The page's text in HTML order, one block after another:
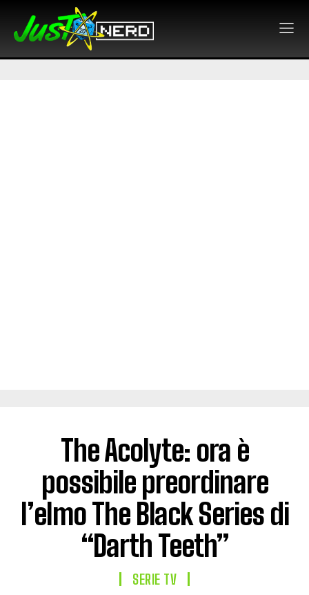
The Acolyte: ora è
possibile preordinare
l’elmo The Black Series di
“Darth Teeth”
SERIE TV